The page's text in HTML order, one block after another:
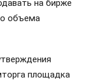
на бирже
объема
площадка